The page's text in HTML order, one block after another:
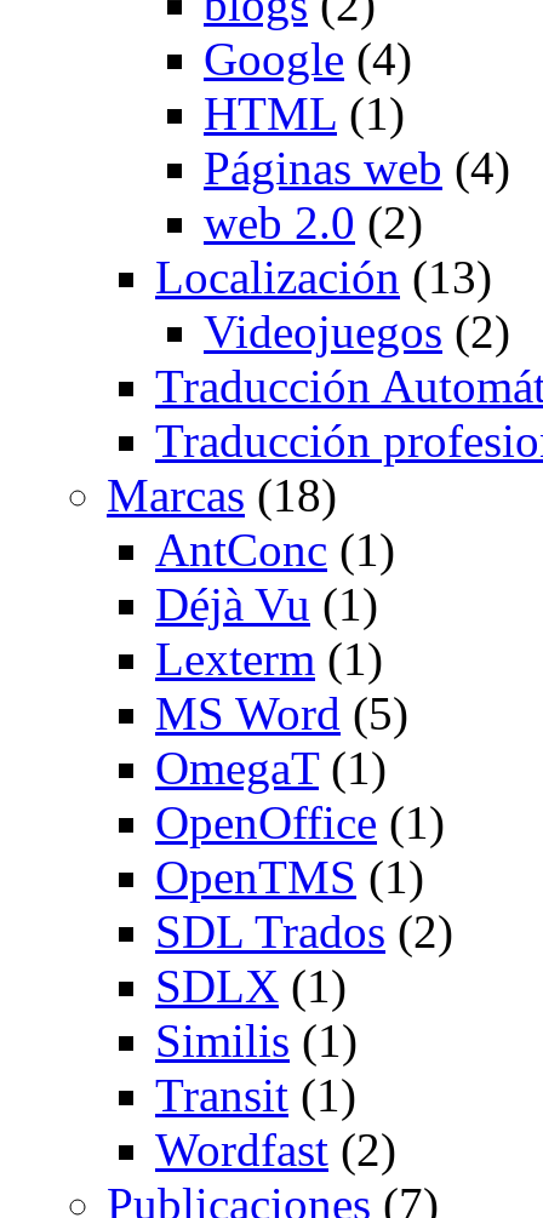
Google (4)
HTML (1)
Páginas web (4)
web 2.0 (2)
Localización (13)
Videojuegos (2)
Traducción
Traducción
Marcas (18)
AntConc (1)
Déjà Vu (1)
Lexterm (1)
MS Word (5)
OmegaT(1)
OpenOffice (1)
OpenTMS (1)
SDL Trados (2)
SDLX (1)
Similis (1)
Transit (1)
Wordfast (2)
Publicaciones (7)